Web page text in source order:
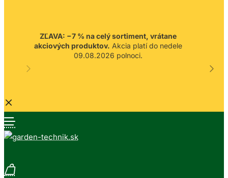
ZĽAVA: −7 % na celý sortiment, vrátane
akciových produktov. Akcia platí do nedele
09.08.2026 polnoci.